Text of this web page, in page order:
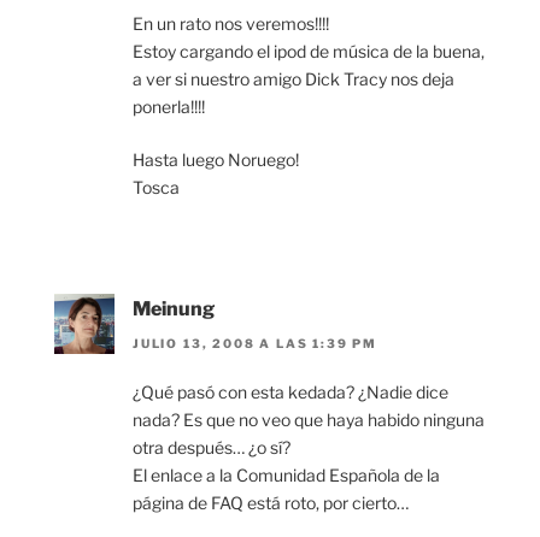
En un rato nos veremos!!!!
Estoy cargando el ipod de música de la buena,
a ver si nuestro amigo Dick Tracy nos deja
ponerla!!!!
Hasta luego Noruego!
Tosca
Meinung
JULIO 13, 2008 A LAS 1:39 PM
¿Qué pasó con esta kedada? ¿Nadie dice
nada? Es que no veo que haya habido ninguna
otra después… ¿o sí?
El enlace a la Comunidad Española de la
página de FAQ está roto, por cierto…